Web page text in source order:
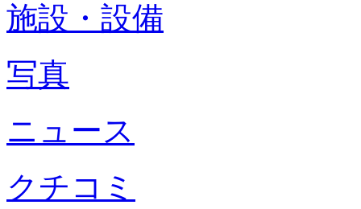
施設・設備
写真
ニュース
クチコミ